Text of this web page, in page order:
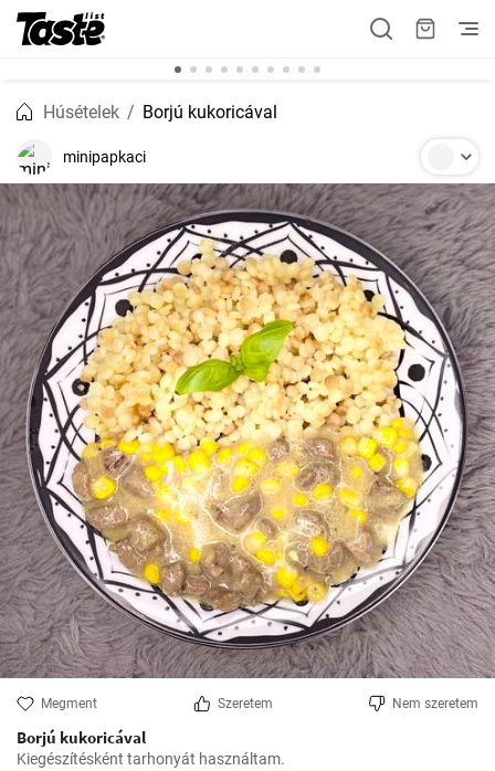
Húsételek Borjú kukoricával
minipapkaci
Megment Szeretem Nem szeretem
Borjú kukoricával
Kiegészítésként tarhonyát használtam.